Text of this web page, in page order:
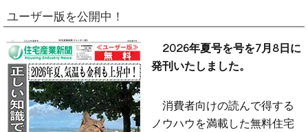
ユーザー版を公開中！
2026年夏号を号を7月8日に
発刊いたしました。
消費者向けの読んで得する
ノウハウを満載した無料住宅